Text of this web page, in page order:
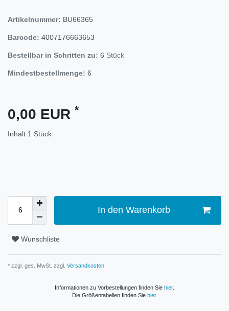
Artikelnummer: BU66365
Barcode: 4007176663653
Bestellbar in Schritten zu: 6 Stück
Mindestbestellmenge: 6
0,00 EUR *
Inhalt 1 Stück
In den Warenkorb
Wunschliste
* zzgl. ges. MwSt. zzgl. Versandkosten
Informationen zu Vorbestellungen finden Sie hier.
Die Größentabellen finden Sie hier.